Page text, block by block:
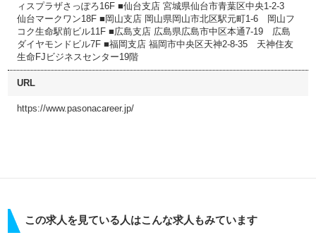
ィスプラザさっぽろ16F ■仙台支店 宮城県仙台市青葉区中央1-2-3
仙台マークワン18F ■岡山支店 岡山県岡山市北区駅元町1-6 岡山フ
コク生命駅前ビル11F ■広島支店 広島県広島市中区本通7-19 広島
ダイヤモンドビル7F ■福岡支店 福岡市中央区天神2-8-35 天神住友
生命FJビジネスセンター19階
URL
https://www.pasonacareer.jp/
この求人を見ている人はこんな求人もみています